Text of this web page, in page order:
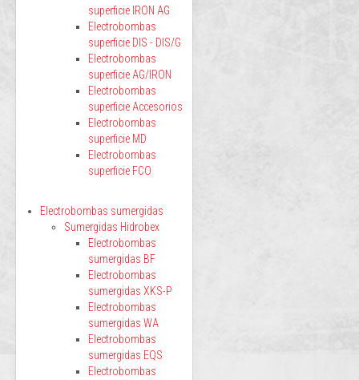
superficie IRON AG
Electrobombas
superficie DIS - DIS/G
Electrobombas
superficie AG/IRON
Electrobombas
superficie Accesorios
Electrobombas
superficie MD
Electrobombas
superficie FCO
Electrobombas sumergidas
Sumergidas Hidrobex
Electrobombas
sumergidas BF
Electrobombas
sumergidas XKS-P
Electrobombas
sumergidas WA
Electrobombas
sumergidas EQS
Electrobombas